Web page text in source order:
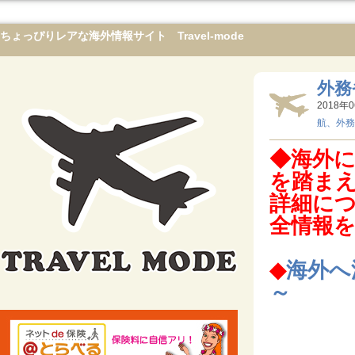
ちょっぴりレアな海外情報サイト Travel-mode
外
2018年
航、外
◆海外に
を踏ま
詳細に
全情報
◆海外
～